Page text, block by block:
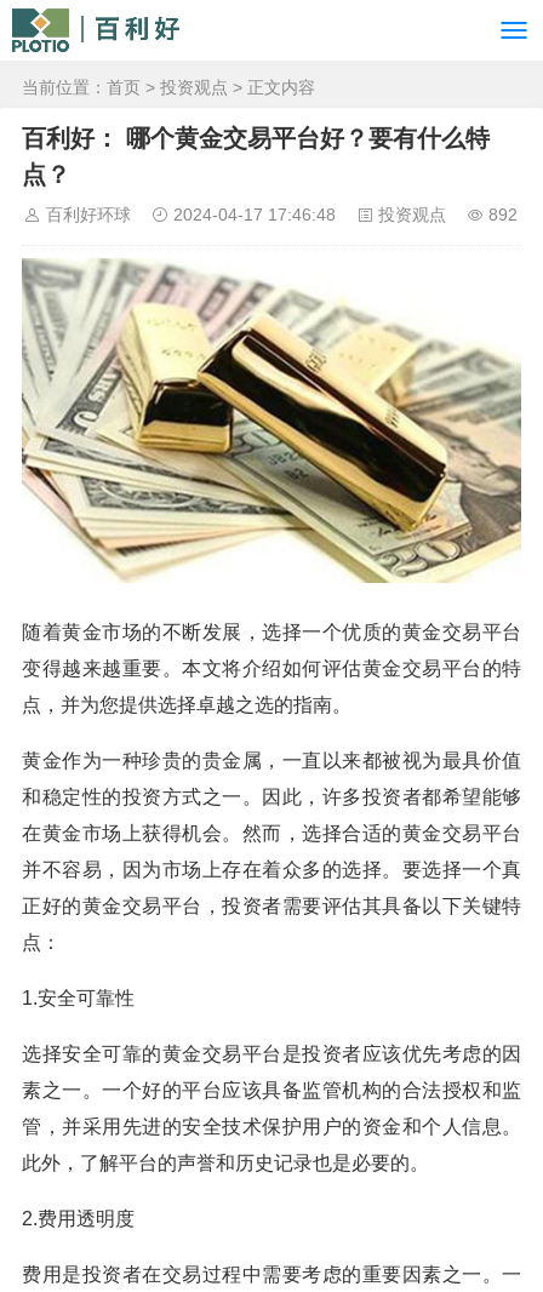
当前位置： 首页 > 投资观点 > 正文内容
百利好： 哪个黄金交易平台好？要有什么特
点？
百利好环球 2024-04-17 17:46:48 投资观点 892
随着黄金市场的不断发展，选择一个优质的黄金交易平台
变得越来越重要。本文将介绍如何评估黄金交易平台的特
点，并为您提供选择卓越之选的指南。
黄金作为一种珍贵的贵金属，一直以来都被视为最具价值
和稳定性的投资方式之一。因此，许多投资者都希望能够
在黄金市场上获得机会。然而，选择合适的黄金交易平台
并不容易，因为市场上存在着众多的选择。要选择一个真
正好的黄金交易平台，投资者需要评估其具备以下关键特
点：
1.安全可靠性
选择安全可靠的黄金交易平台是投资者应该优先考虑的因
素之一。一个好的平台应该具备监管机构的合法授权和监
管，并采用先进的安全技术保护用户的资金和个人信息。
此外，了解平台的声誉和历史记录也是必要的。
2.费用透明度
费用是投资者在交易过程中需要考虑的重要因素之一。一